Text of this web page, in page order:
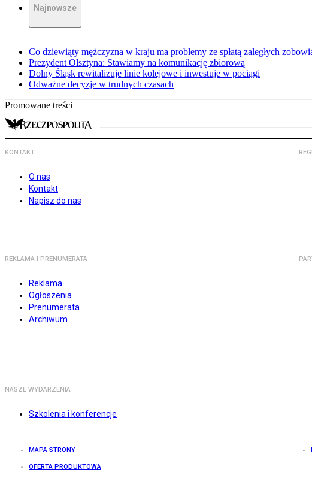
Najnowsze
Co dziewiąty mężczyzna w kraju ma problemy ze spłatą zaległych
Prezydent Olsztyna: Stawiamy na komunikację zbiorową
Dolny Śląsk rewitalizuje linie kolejowe i inwestuje w pociągi
Odważne decyzje w trudnych czasach
Promowane treści
KONTAKT
O nas
Kontakt
Napisz do nas
REKLAMA I PRENUMERATA
Reklama
Ogłoszenia
Prenumerata
Archiwum
NASZE WYDARZENIA
Szkolenia i konferencje
MAPA STRONY
OFERTA PRODUKTOWA